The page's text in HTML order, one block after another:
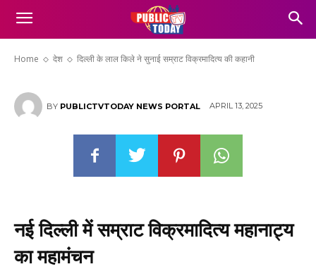
Home देश दिल्ली के लाल किले ने सुनाई सम्राट विक्रमादित्य की कहानी
दिल्ली के लाल किले ने सुनाई सम्राट विक्रमादित्य
की कहानी
BY PUBLICTVTODAY NEWS PORTAL APRIL 13, 2025
नई दिल्ली में सम्राट विक्रमादित्य महानाट्य
का महामंचन